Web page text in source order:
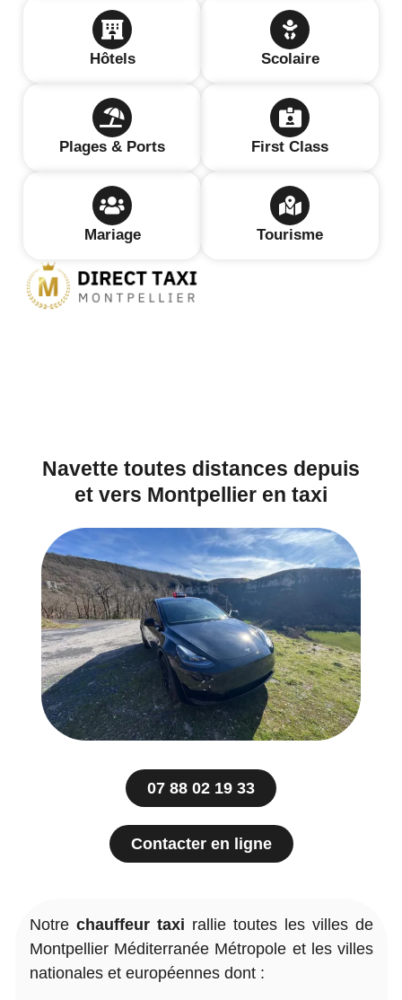
Hôtels Scolaire
Plages & Ports First Class
Mariage Tourisme
Navette toutes distances depuis
et vers Montpellier en taxi
07 88 02 19 33
Contacter en ligne
Notre chauffeur taxi rallie toutes les villes de
Montpellier Méditerranée Métropole et les villes
nationales et européennes dont :